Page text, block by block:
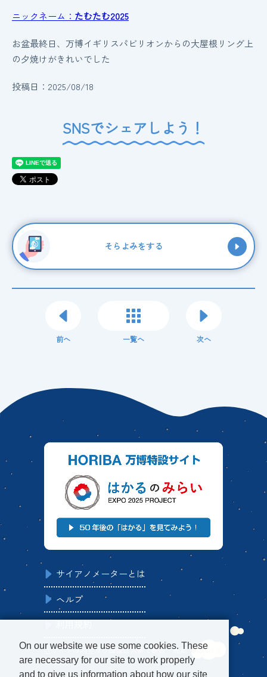
ニックネーム： たむたむ2025
お盆最終日、万博イギリスパビリオンからの大屋根リング上
の夕焼けがきれいでした
投稿日：2025/08/18
SNSでシェアしよう！
そらよみをする
前へ 一覧へ 次へ
サイアノメーターとは
ヘルプ
当サイトの内容及び画像は無断で転載・編集・配布でき
ません。
On our website we use some cookies. These
are necessary for our site to work properly
and to give us information about how our site